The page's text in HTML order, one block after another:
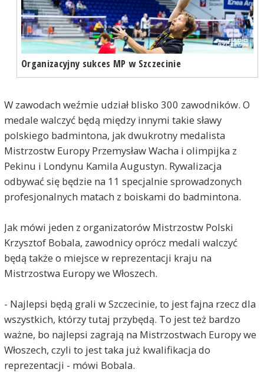
Organizacyjny sukces MP w Szczecinie
W zawodach weźmie udział blisko 300 zawodników. O
medale walczyć będą między innymi takie sławy
polskiego badmintona, jak dwukrotny medalista
Mistrzostw Europy Przemysław Wacha i olimpijka z
Pekinu i Londynu Kamila Augustyn. Rywalizacja
odbywać się będzie na 11 specjalnie sprowadzonych
profesjonalnych matach z boiskami do badmintona.
Jak mówi jeden z organizatorów Mistrzostw Polski
Krzysztof Bobala, zawodnicy oprócz medali walczyć
będą także o miejsce w reprezentacji kraju na
Mistrzostwa Europy we Włoszech.
- Najlepsi będą grali w Szczecinie, to jest fajna rzecz dla
wszystkich, którzy tutaj przybędą. To jest też bardzo
ważne, bo najlepsi zagrają na Mistrzostwach Europy we
Włoszech, czyli to jest taka już kwalifikacja do
reprezentacji - mówi Bobala.